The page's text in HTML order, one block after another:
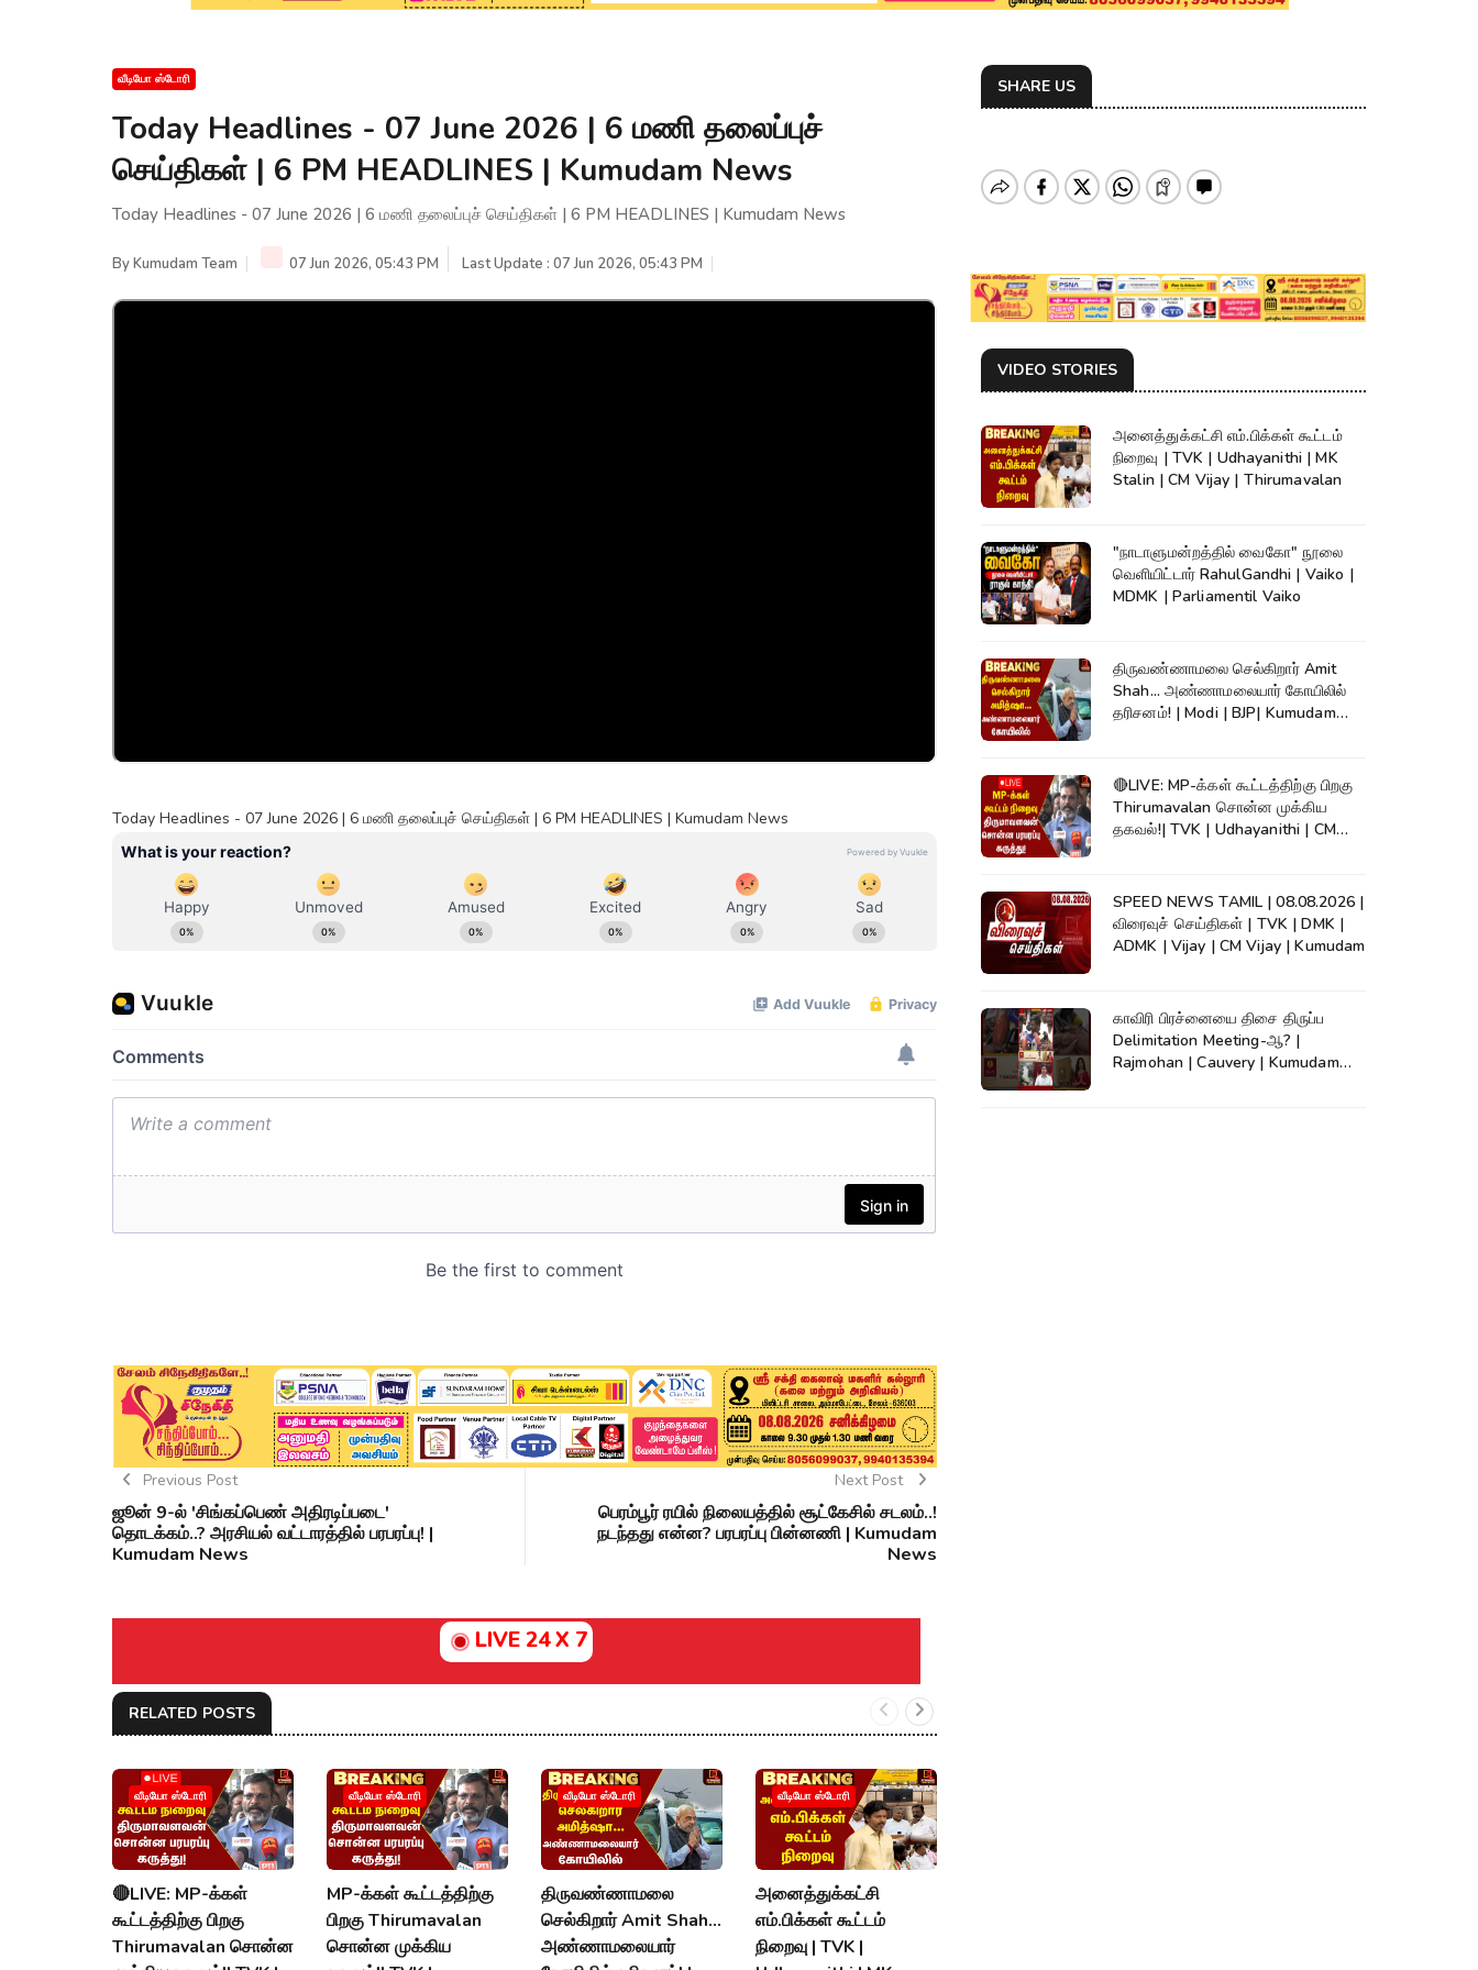
வீடியோ ஸ்டோரி
Today Headlines - 07 June 2026 | 6 மணி தலைப்புச்
செய்திகள் | 6 PM HEADLINES | Kumudam News
Today Headlines - 07 June 2026 | 6 மணி தலைப்புச் செய்திகள் | 6 PM HEADLINES | Kumudam News
ByKumudam Team 07 Jun 2026, 05:43 PM Last Update : 07 Jun 2026, 05:43 PM
Today Headlines - 07 June 2026 | 6 மணி தலைப்புச் செய்திகள் | 6 PM HEADLINES | Kumudam News
Previous Post
ஜூன் 9-ல் 'சிங்கப்பெண் அதிரடிப்படை'
தொடக்கம்..? அரசியல் வட்டாரத்தில் பரபரப்பு! |
Kumudam News
Next Post
பெரம்பூர் ரயில் நிலையத்தில் சூட்கேசில் சடலம்..!
நடந்தது என்ன? பரபரப்பு பின்னணி | Kumudam
News
LIVE 24 X 7
RELATED POSTS
வீடியோ ஸ்டோரி
🔴LIVE: MP-க்கள்
கூட்டத்திற்கு பிறகு
Thirumavalan சொன்ன
வீடியோ ஸ்டோரி
MP-க்கள் கூட்டத்திற்கு
பிறகு Thirumavalan
சொன்ன முக்கிய
வீடியோ ஸ்டோரி
திருவண்ணாமலை
செல்கிறார் Amit Shah...
அண்ணாமலையார்
வீடியோ ஸ்டோரி
அனைத்துக்கட்சி
எம்.பிக்கள் கூட்டம்
நிறைவு | TVK |
SHARE US
VIDEO STORIES
அனைத்துக்கட்சி எம்.பிக்கள் கூட்டம்
நிறைவு | TVK | Udhayanithi | MK
Stalin | CM Vijay | Thirumavalan
"நாடாளுமன்றத்தில் வைகோ" நூலை
வெளியிட்டார் RahulGandhi | Vaiko |
MDMK | Parliamentil Vaiko
திருவண்ணாமலை செல்கிறார் Amit
Shah... அண்ணாமலையார் கோயிலில்
தரிசனம்! | Modi | BJP| Kumudam
🔴LIVE: MP-க்கள் கூட்டத்திற்கு பிறகு
Thirumavalan சொன்ன முக்கிய
தகவல்!| TVK | Udhayanithi | CM
SPEED NEWS TAMIL | 08.08.2026 |
விரைவுச் செய்திகள் | TVK | DMK |
ADMK | Vijay | CM Vijay | Kumudam
காவிரி பிரச்னையை திசை திருப்ப
Delimitation Meeting-ஆ? |
Rajmohan | Cauvery | Kumudam